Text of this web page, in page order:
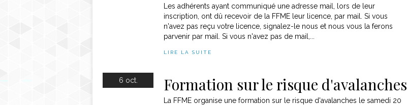
Les adhérents ayant communiqué une adresse mail, lors de leur
inscription, ont dû recevoir de la FFME leur licence, par mail. Si vous
n'avez pas reçu votre licence, signalez-le nous et nous vous la ferons
parvenir par mail. Si vous n'avez pas de mail,...
LIRE LA SUITE
6 oct. Formation sur le risque d'avalanches
La FFME organise une formation sur le risque d'avalanches le samedi 20